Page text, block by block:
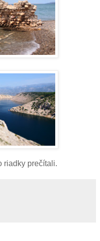
riadky prečítali.